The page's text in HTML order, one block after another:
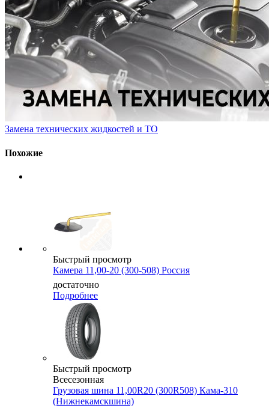
Замена технических жидкостей и ТО
Похожие
Быстрый просмотр
Камера 11,00-20 (300-508) Россия
достаточно
Подробнее
Быстрый просмотр
Всесезонная
Грузовая шина 11,00R20 (300R508) Кама-310
(Нижнекамскшина)